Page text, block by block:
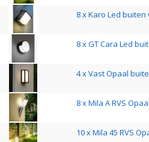
8 x Karo Led
8 x GT Cara Led
4 x Vast Opaal
8 x Mila A RVS
10 x Mila 45 RVS